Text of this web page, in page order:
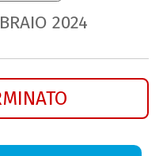
2024